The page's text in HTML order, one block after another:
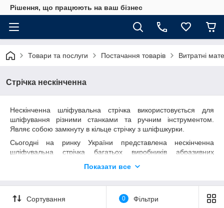
Рішення, що працюють на ваш бізнес
Товари та послуги Постачання товарів Витратні
Стрічка нескінченна
Нескінченна шліфувальна стрічка використовується для
шліфування різними станками та ручним інструментом.
Являє собою замкнуту в кільце стрічку з шліфшкурки.
Сьогодні на ринку України представлена нескінченна
шліфувальна стрічка багатьох виробників абразивних
матеріал стрічки в залежності від мети застосування.
Нескінченна шліфувальна стрічка може мати різну відстань
між абразивними зернами. Цей параметр визначається
щільністю насипання.
Показати все
Сортування 0 Фільтри